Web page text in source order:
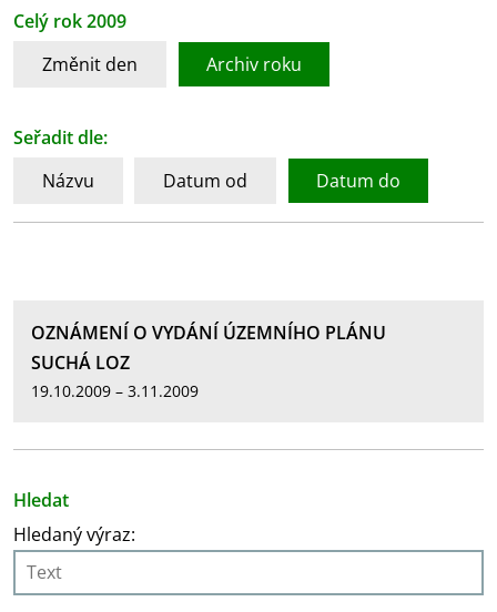
Celý rok 2009
Změnit den
Archiv roku
Seřadit dle:
Názvu
Datum od Datum do
OZNÁMENÍ O VYDÁNÍ ÚZEMNÍHO PLÁNU
SUCHÁ LOZ
19.10.2009 – 3.11.2009
Hledat
Hledaný výraz: